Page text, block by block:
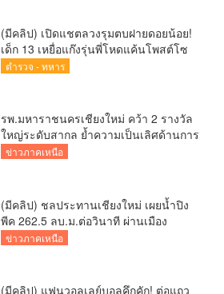
(มีคลิป) เปิดแชตลวงรุมตบฝายดอยน้อย!
เด็ก 13 เหยื่อแก๊งรุ่นพี่โหดแค้นโพสต์โซ
เชียล พ่อ-ย่าลั่นฟ้องเอาผิดถึงที่สุด
ตำรวจ - ทหาร
รพ.มหาราชนครเชียงใหม่ คว้า 2 รางวัล
ใหญ่ระดับสากล ย้ำความเป็นเลิศด้านการ
ดูแลผู้ป่วยโรคหลอดเลือดสมอง
ข่าวภาคเหนือ
(มีคลิป) ชลประทานเชียงใหม่ เผยน้ำปิง
พีค 262.5 ลบ.ม.ต่อวินาที ผ่านเมือง
เชียงใหม่กลางดึก สถานการณ์ปกติ แต่
ข่าวภาคเหนือ
(มีคลิป) แฟนวอลเลย์บอลคึกคัก! ต่อแถว